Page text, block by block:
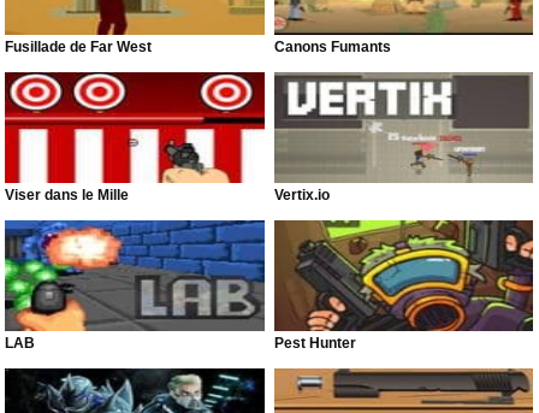
Fusillade de Far West Canons Fumants
Viser dans le Mille Vertix.io
LAB Pest Hunter